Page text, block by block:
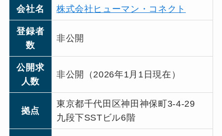
会社名 株式会社ヒューマン・コネクト
登録者
数
非公開
公開求
人数
非公開（2026年1月1日現在）
拠点
東京都千代田区神田神保町3-4-29
九段下SSTビル6階